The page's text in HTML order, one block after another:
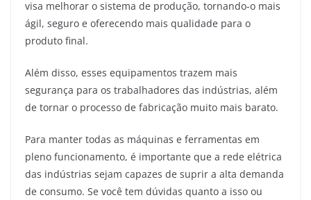
visa melhorar o sistema de produção, tornando-o mais
ágil, seguro e oferecendo mais qualidade para o
produto final.
Além disso, esses equipamentos trazem mais
segurança para os trabalhadores das indústrias, além
de tornar o processo de fabricação muito mais barato.
Para manter todas as máquinas e ferramentas em
pleno funcionamento, é importante que a rede elétrica
das indústrias sejam capazes de suprir a alta demanda
de consumo. Se você tem dúvidas quanto a isso ou